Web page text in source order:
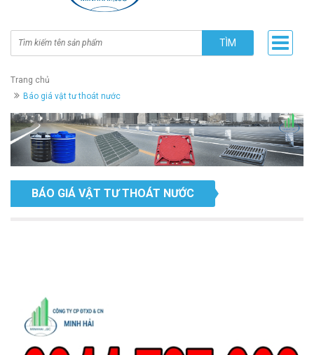
TÌM
Trang chủ
Báo giá vật tư thoát nước
BÁO GIÁ VẬT TƯ THOÁT NƯỚC